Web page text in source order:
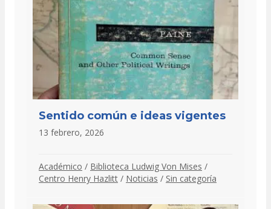
Sentido común e ideas vigentes
13 febrero, 2026
Académico / Biblioteca Ludwig Von Mises /
Centro Henry Hazlitt / Noticias / Sin categoría